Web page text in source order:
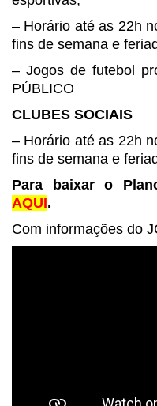
– Horário até as 22h
fins de semana e
– Jogos de futebol
PÚBLICO
CLUBES SOCIAIS
– Horário até as 22h
fins de semana e
Para baixar o
AQUI.
Com informações do